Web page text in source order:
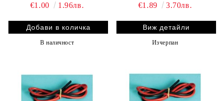
€1.00
1.96лв.
В наличност
€1.89
3.70лв.
Виж детайли
Изчерпан